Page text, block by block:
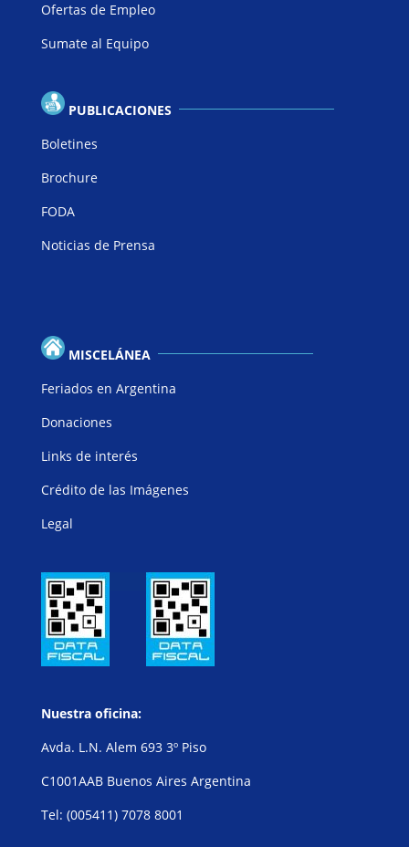
Ofertas de Empleo
Sumate al Equipo
PUBLICACIONES
Boletines
Brochure
FODA
Noticias de Prensa
MISCELÁNEA
Feriados en Argentina
Donaciones
Links de interés
Crédito de las Imágenes
Legal
Nuestra oficina:
Avda. L.N. Alem 693 3º Piso
C1001AAB Buenos Aires Argentina
Tel: (005411) 7078 8001